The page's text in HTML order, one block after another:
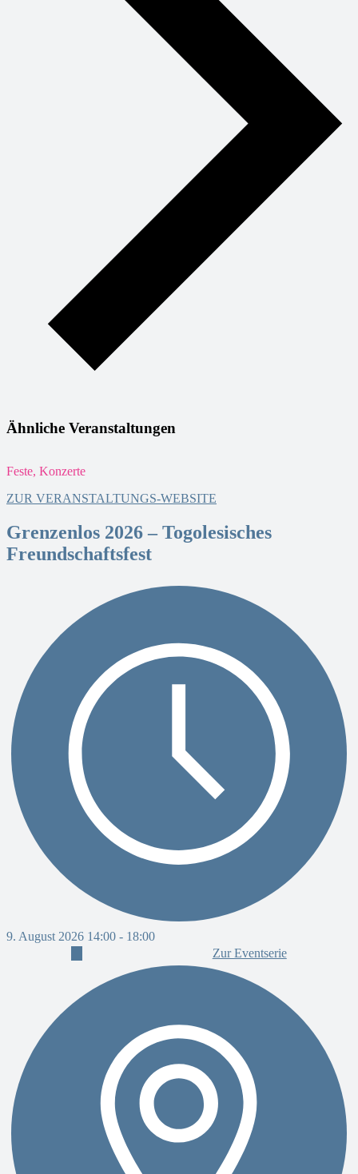
Ähnliche Veranstaltungen
Feste, Konzerte
ZUR VERANSTALTUNGS-WEBSITE
Grenzenlos 2026 – Togolesisches
Freundschaftsfest
9. August 2026 14:00 - 18:00
Zur Eventserie